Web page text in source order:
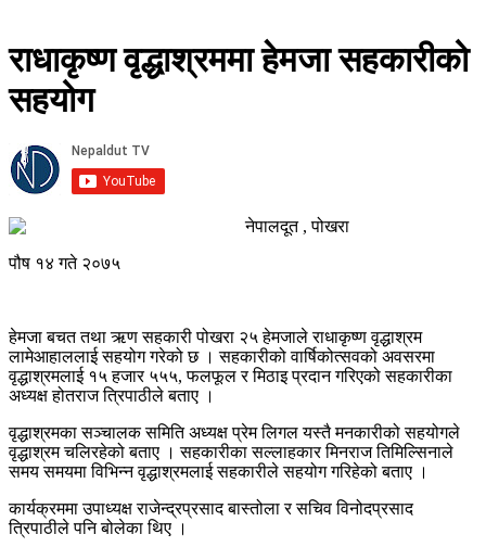
राधाकृष्ण वृद्धाश्रममा हेमजा सहकारीको
सहयोग
नेपालदूत , पोखरा
पौष १४ गते २०७५
हेमजा बचत तथा ऋण सहकारी पोखरा २५ हेमजाले राधाकृष्ण वृद्धाश्रम
लामेआहाललाई सहयोग गरेको छ । सहकारीको वार्षिकोत्सवको अवसरमा
वृद्धाश्रमलाई १५ हजार ५५५, फलफूल र मिठाइ प्रदान गरिएको सहकारीका
अध्यक्ष होतराज त्रिपाठीले बताए ।
वृद्धाश्रमका सञ्चालक समिति अध्यक्ष प्रेम लिगल यस्तै मनकारीको सहयोगले
वृद्धाश्रम चलिरहेको बताए । सहकारीका सल्लाहकार मिनराज तिमिल्सिनाले
समय समयमा विभिन्न वृद्धाश्रमलाई सहकारीले सहयोग गरिहेको बताए ।
कार्यक्रममा उपाध्यक्ष राजेन्द्रप्रसाद बास्तोला र सचिव विनोदप्रसाद
त्रिपाठीले पनि बोलेका थिए ।